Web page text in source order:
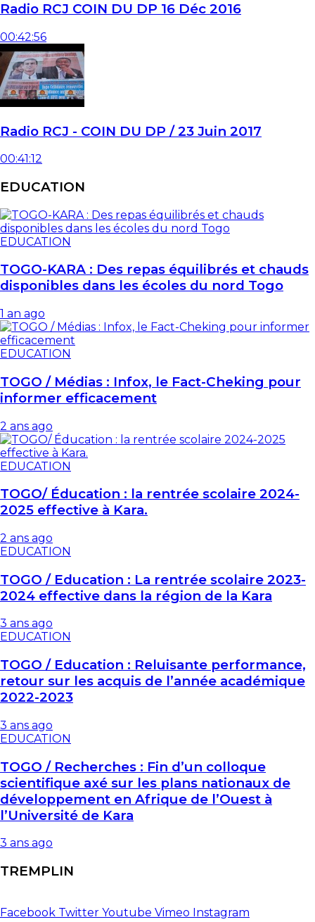
Radio RCJ COIN DU DP 16 Déc 2016
00:42:56
Radio RCJ - COIN DU DP / 23 Juin 2017
00:41:12
EDUCATION
EDUCATION
TOGO-KARA : Des repas équilibrés et chauds
disponibles dans les écoles du nord Togo
1 an ago
EDUCATION
TOGO / Médias : Infox, le Fact-Cheking pour
informer efficacement
2 ans ago
EDUCATION
TOGO/ Éducation : la rentrée scolaire 2024-
2025 effective à Kara.
2 ans ago
EDUCATION
TOGO / Education : La rentrée scolaire 2023-
2024 effective dans la région de la Kara
3 ans ago
EDUCATION
TOGO / Education : Reluisante performance,
retour sur les acquis de l’année académique
2022-2023
3 ans ago
EDUCATION
TOGO / Recherches : Fin d’un colloque
scientifique axé sur les plans nationaux de
développement en Afrique de l’Ouest à
l’Université de Kara
3 ans ago
TREMPLIN
Facebook Twitter Youtube Vimeo Instagram